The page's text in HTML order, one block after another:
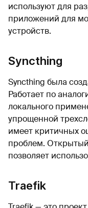
используют для
приложений для
устройств.
Syncthing
Syncthing была
Работает по
локального
упрощенной
имеет критичных
проблем.
позволяет
Traefik